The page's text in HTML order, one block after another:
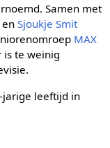
Samen met
en Sjoukje Smit
MAX
is te weinig
jarige leeftijd in